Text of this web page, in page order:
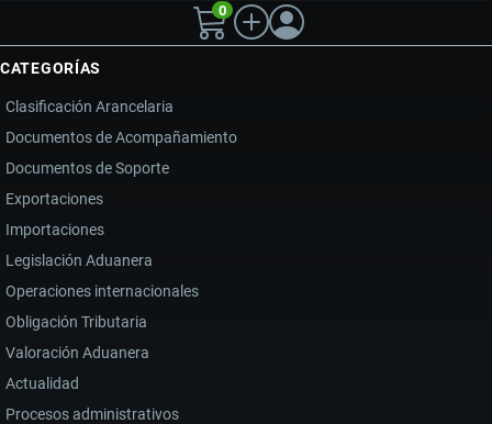
0
CATEGORÍAS
Clasificación Arancelaria
Documentos de Acompañamiento
Documentos de Soporte
Exportaciones
Importaciones
Legislación Aduanera
Operaciones internacionales
Obligación Tributaria
Valoración Aduanera
Actualidad
Procesos administrativos